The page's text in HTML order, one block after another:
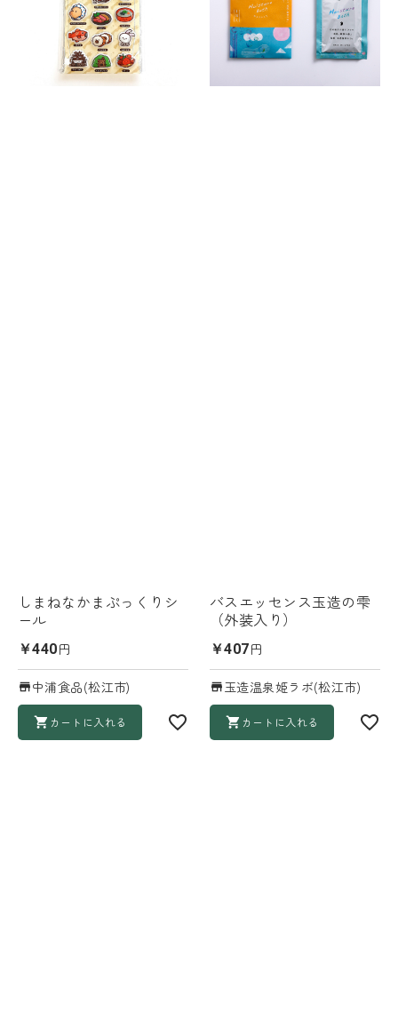
しまねなかまぷっくりシ
ール
￥440円
中浦食品(松江市)
カートに入れる
バスエッセンス玉造の雫
（外装入り）
￥407円
玉造温泉姫ラボ(松江市)
カートに入れる